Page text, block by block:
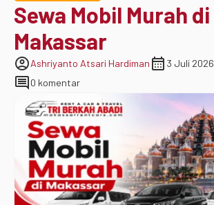
Sewa Mobil Murah di
Makassar
account_circleAshriyanto Atsari Hardiman calendar_month 3 Juli 2026
comment0 komentar